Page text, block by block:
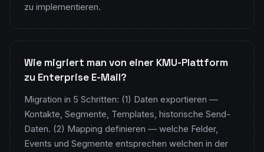
zu implementieren.
Wie migriert man von einer KMU-Plattform
zu Enterprise E-Mail?
Migration in 5 Schritten: (1) Daten exportieren —
Kontakte, Segmente, Templates, historische Send-
Daten. (2) Mapping definieren — welche Felder,
Events und Segmente entsprechen welchen in der